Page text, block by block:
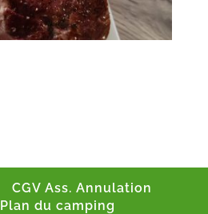
CGV Ass. Annulation
Plan du camping